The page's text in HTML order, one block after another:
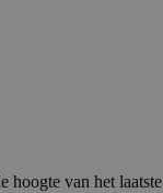
hoogte van het laatste